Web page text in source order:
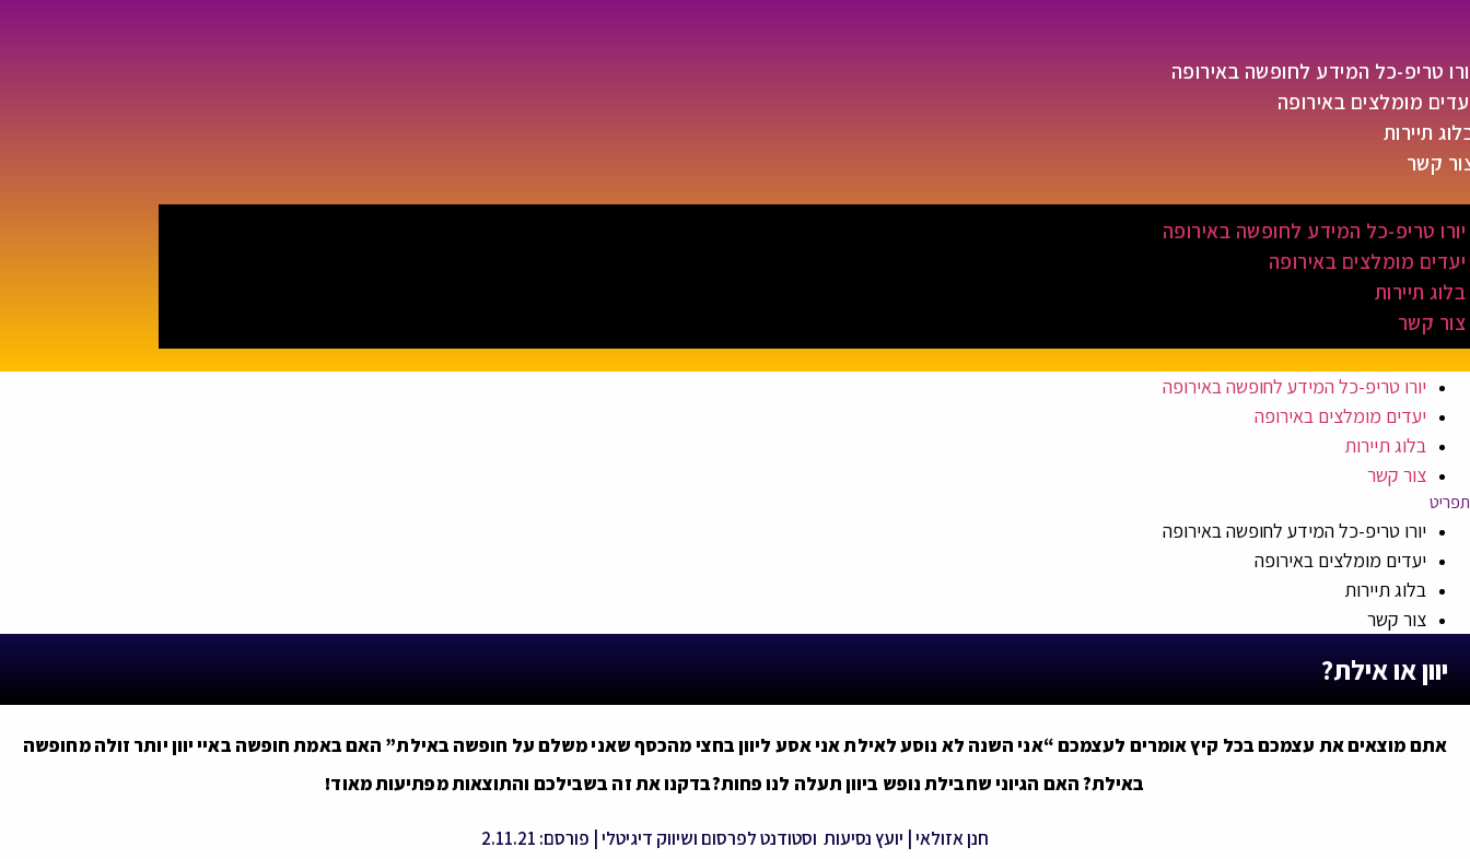
טריפ-כל המידע לחופשה באירופה
מומלצים באירופה
תיירות
קשר
יורו טריפ-כל המידע לחופשה באירופה
יעדים מומלצים באירופה
בלוג תיירות
צור קשר
יורו טריפ-כל המידע לחופשה באירופה
יעדים מומלצים באירופה
בלוג תיירות
צור קשר
תפריט
יורו טריפ-כל המידע לחופשה באירופה
יעדים מומלצים באירופה
בלוג תיירות
צור קשר
יוון או אילת?
אתם מוצאים את עצמכם בכל קיץ אומרים לעצמכם “אני השנה לא נוסע לאילת אני אסע ליוון בחצי מהכסף שאני משלם על חופשה באילת” האם באמת חופשה באיי יוון יותר זולה מחופשה
באילת? האם הגיוני שחבילת נופש ביוון תעלה לנו פחות?בדקנו את זה בשבילכם והתוצאות מפתיעות מאוד!
חנן אזולאי | יועץ נסיעות וסטודנט לפרסום ושיווק דיגיטלי | פורסם: 2.11.21